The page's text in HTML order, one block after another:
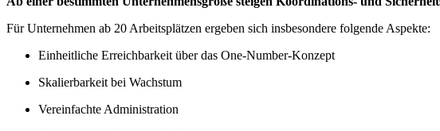
Für Unternehmen ab 20 Arbeitsplätzen ergeben sich insbesondere folgende Aspekte:
Einheitliche Erreichbarkeit über das One-Number-Konzept
Skalierbarkeit bei Wachstum
Vereinfachte Administration